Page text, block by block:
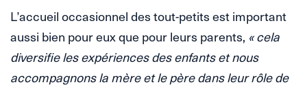
L’accueil occasionnel des tout-petits est important
aussi bien pour eux que pour leurs parents, « cela
diversifie les expériences des enfants et nous
accompagnons la mère et le père dans leur rôle de